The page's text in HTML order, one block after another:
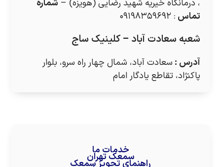
، درمانگاه خیریه شهید رضایی (هویزه) – شماره
تماس : ۰۹۱۹۸۳۵۹۶۹۲
شعبه سعادت آباد – کلینیک ساج
آدرس : سعادت آباد، شمال چهار راه سرو، بلوار
پاکنژاد، تقاطع یادگار امام
خدمات ما
سمعک تهران
راهنمای تجویز سمعک